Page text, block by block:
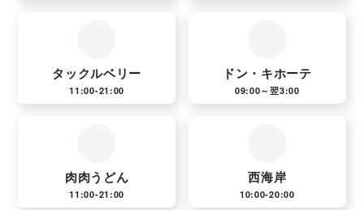
タックルベリー
11:00-21:00
ドン・キホーテ
09:00～翌3:00
肉肉うどん
11:00-21:00
西海岸
10:00-20:00